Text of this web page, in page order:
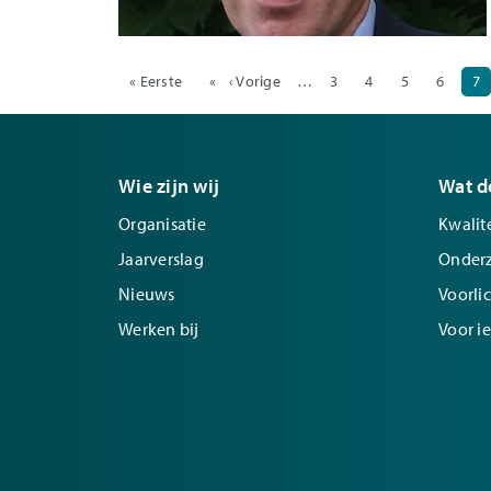
Paginering
Eerste pagina
« Eerste Vorige pagina
‹ Vorige … Pagina
3 Pagina
4 Pagina
5 Pagina
6 7
Wie zijn wij
Organisatie
Jaarverslag
Nieuws
Werken bij
Wat
Voor